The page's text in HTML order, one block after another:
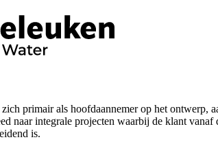
primair als hoofdaannemer op het ontwerp,
naar integrale projecten waarbij de klant
is.